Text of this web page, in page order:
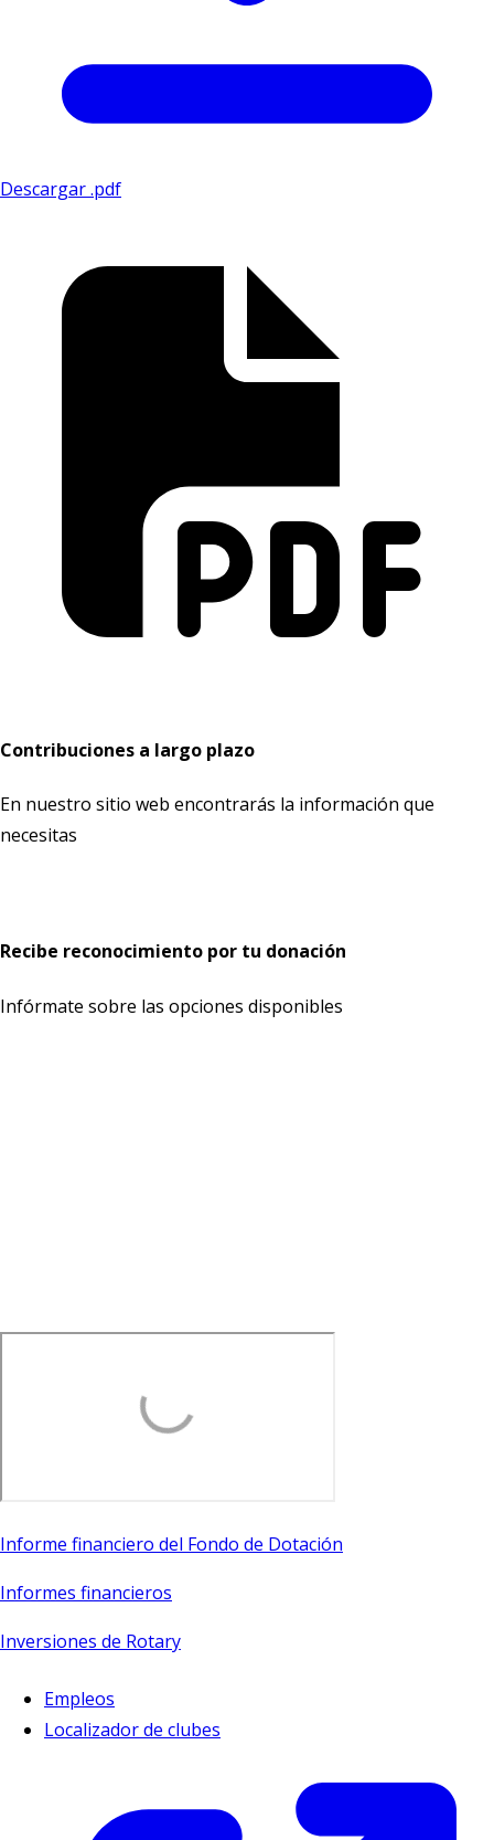
Descargar .pdf
Contribuciones a largo plazo
En nuestro sitio web encontrarás la información que
necesitas
Recibe reconocimiento por tu donación
Infórmate sobre las opciones disponibles
Informe financiero del Fondo de Dotación
Informes financieros
Inversiones de Rotary
Empleos
Localizador de clubes